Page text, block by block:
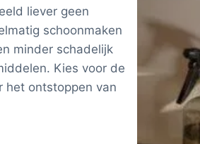
liever geen
schoonmaken
minder schadelijk
Kies voor de
het ontstoppen van